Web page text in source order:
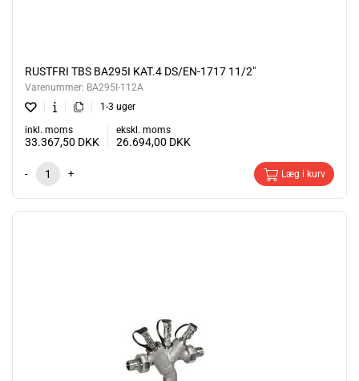
RUSTFRI TBS BA295I KAT.4 DS/EN-1717 11/2"
Varenummer: BA295I-112A
1-3 uger
inkl. moms
33.367,50 DKK
ekskl. moms
26.694,00 DKK
- + Læg i kurv